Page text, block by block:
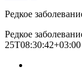
Редкое
Редкое
25T08:30:42+03:00